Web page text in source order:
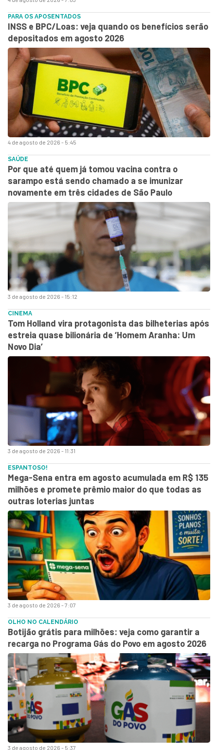
4 de agosto de 2026 - 5:45
PARA OS APOSENTADOS
INSS e BPC/Loas: veja quando os benefícios serão
depositados em agosto 2026
3 de agosto de 2026 - 15:12
SAÚDE
Por que até quem já tomou vacina contra o
sarampo está sendo chamado a se imunizar
novamente em três cidades de São Paulo
3 de agosto de 2026 - 11:31
CINEMA
Tom Holland vira protagonista das bilheterias após
estreia quase bilionária de ‘Homem Aranha: Um
Novo Dia’
3 de agosto de 2026 - 7:07
ESPANTOSO!
Mega-Sena entra em agosto acumulada em R$ 135
milhões e promete prêmio maior do que todas as
outras loterias juntas
3 de agosto de 2026 - 5:37
OLHO NO CALENDÁRIO
Botijão grátis para milhões: veja como garantir a
recarga no Programa Gás do Povo em agosto 2026